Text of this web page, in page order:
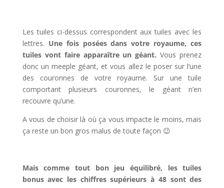
Les tuiles ci-dessus correspondent aux tuiles avec les
lettres. Une fois posées dans votre royaume, ces
tuiles vont faire apparaître un géant. Vous prenez
donc un meeple géant, et vous allez le poser sur l’une
des couronnes de votre royaume. Sur une tuile
comportant plusieurs couronnes, le géant n’en
recouvre qu’une.
A vous de choisir là où ça vous impacte le moins, mais
ça reste un bon gros malus de toute façon 😉
Mais comme tout bon jeu équilibré, les tuiles
bonus avec les chiffres supérieurs à 48 sont des